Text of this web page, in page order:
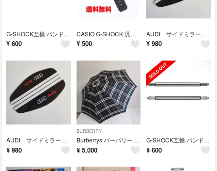
G-SHOCK互換 バンド/ベルト取付用 バネ棒/ばね棒 2本セット
¥ 600
CASIO G-SHOCK 汎用 交換バンド（ベルト） バックルなし
¥ 500
AUDI サイドミラーバイザー スモーク 2枚セット
¥ 980
AUDI サイドミラーバイザー スモーク 2枚セット
¥ 980
BURBERRY
Burberrys バーバリー 高級 折り畳み傘 オーロラ
¥ 5,000
G-SHOCK互換 バンド/ベルト取付用 バネ棒/ばね棒 2本セット
¥ 600